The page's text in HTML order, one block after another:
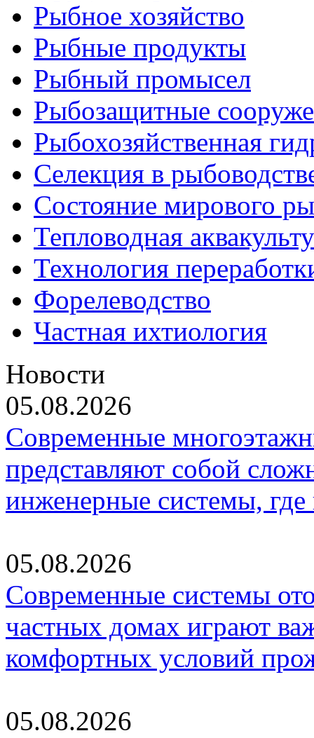
Рыбное хозяйство
Рыбные продукты
Рыбный промысел
Рыбозащитные
Рыбохозяйственная
Селекция в
Состояние мирового
Тепловодная
Технология
Форелеводство
Частная ихтиология
Новости
05.08.2026
Современные
представляют собой
инженерные системы,
05.08.2026
Современные системы
частных домах играют
комфортных условий
05.08.2026